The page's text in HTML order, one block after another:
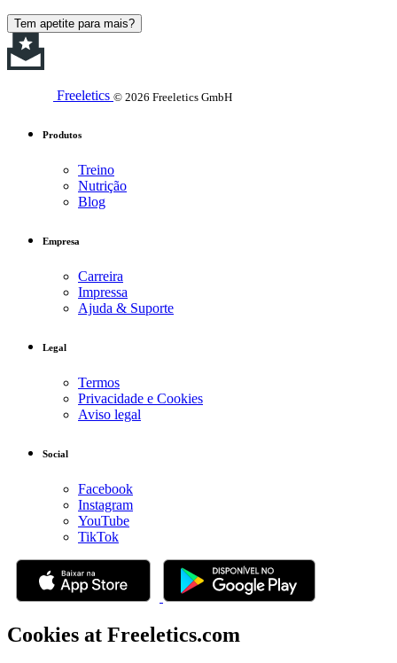
Tem apetite para mais?
Freeletics © 2026 Freeletics GmbH
Produtos
Treino
Nutrição
Blog
Empresa
Carreira
Impressa
Ajuda & Suporte
Legal
Termos
Privacidade e Cookies
Aviso legal
Social
Facebook
Instagram
YouTube
TikTok
Cookies at Freeletics.com